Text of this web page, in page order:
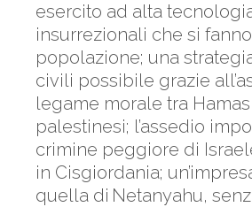
esercito ad alta
insurrezionali che si
popolazione; una
civili possibile grazie
legame morale tra Hamas
palestinesi; l’assedio
crimine peggiore di
in Cisgiordania;
quella di Netanyahu,